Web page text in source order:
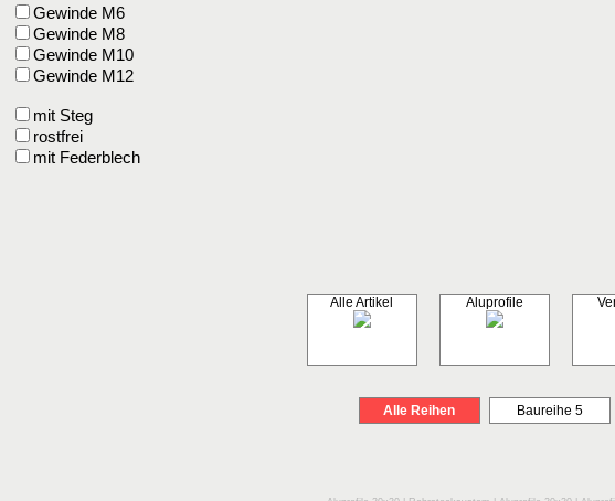
Gewinde M6
Gewinde M8
Gewinde M10
Gewinde M12
mit Steg
rostfrei
mit Federblech
Alle Artikel Aluprofile
Alle Reihen Baureihe 5